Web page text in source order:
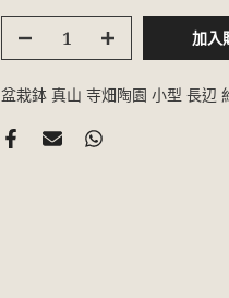
加入
盆栽鉢 真山 寺畑陶園 小型 長辺